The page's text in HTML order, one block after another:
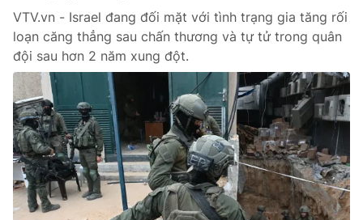
VTV.vn - Israel đang đối mặt với tình trạng gia tăng rối
loạn căng thẳng sau chấn thương và tự tử trong quân
đội sau hơn 2 năm xung đột.